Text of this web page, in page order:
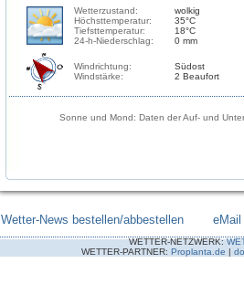
Wetterzustand:
Höchsttemperatur:
Tiefsttemperatur:
24-h-Niederschlag:
wolkig
35°C
18°C
0 mm
Windrichtung:
Windstärke:
Südost
2 Beaufort
Sonne und Mond: Daten der Auf- und
Wetter-News bestellen/abbestellen eMail
WETTER-NETZWERK:
WETTER-PARTNER: Proplanta.de |